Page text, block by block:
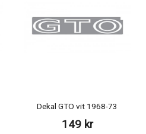
Dekal GTO vit 1968-73
149 kr